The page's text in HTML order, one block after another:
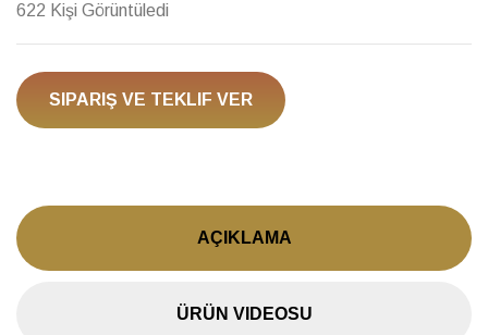
622 Kişi Görüntüledi
SIPARIŞ VE TEKLIF VER
AÇIKLAMA
ÜRÜN VIDEOSU